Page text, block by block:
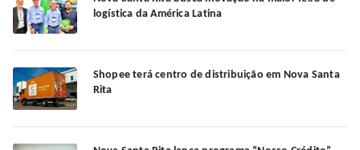
logística da América Latina
Shopee terá centro de distribuição em Nova Santa
Rita